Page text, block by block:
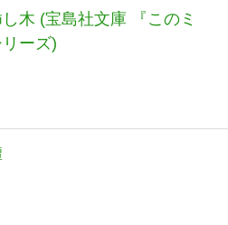
木 (宝島社文庫 『このミ
ーズ)